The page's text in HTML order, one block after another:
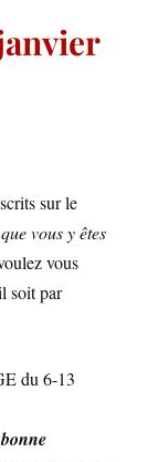
sur le
vous y êtes
vous
soit par
du 6-13